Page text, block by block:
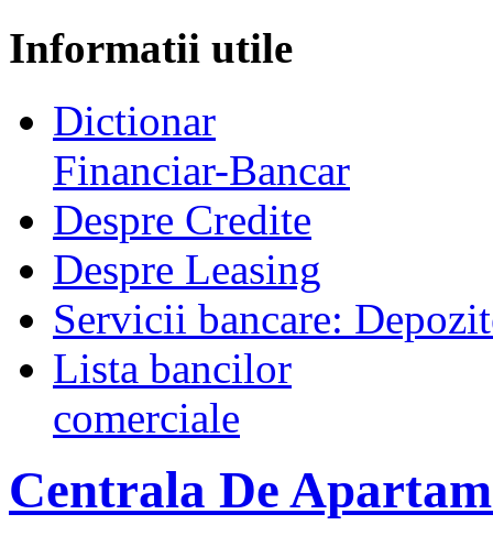
Informatii utile
Dictionar
Financiar-Bancar
Despre Credite
Despre Leasing
Servicii bancare:
Lista bancilor
comerciale
Centrala De